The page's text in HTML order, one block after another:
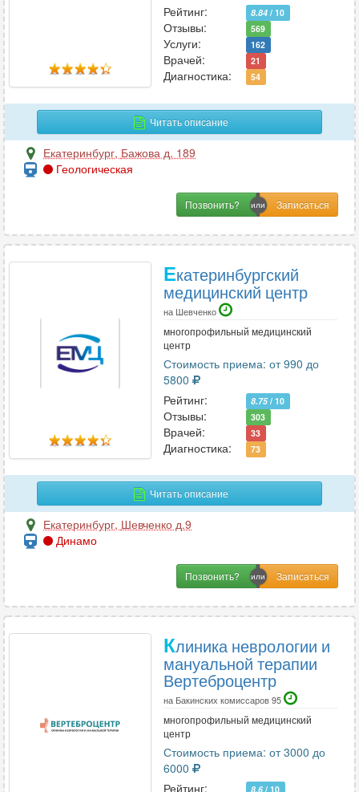
Логопедия
Маммология 29
Мануальная терапия
4
Н
Нейропсихология
Нейрофизиология
Нейрохирургия
Нутрициология
О
Онкология
Онкология-маммология
32
16
Отоларингология 35
Офтальмология
Педиатрия
3
Рейтинг:
8.84 / 10
Отзывы: 569
Услуги: 162
Врачей: 21
Диагностика: 54
Читать описание
Екатеринбург, Бажова д. 189
Геологическая
Позвонить?
Екатеринбургский
медицинский центр
на Шевченко
многопрофильный медицинский
центр
Стоимость приема: от 990 до
5800
Рейтинг:
8.75/ 10
Отзывы: 303
Врачей: 33
Диагностика: 73
Читать описание
Екатеринбург, Шевченко д.9
Динамо
Позвонить?
Клиника неврологии и
мануальной терапии
Вертеброцентр
на Бакинских комиссаров 95
многопрофильный медицинский
центр
Стоимость приема: от 3000 до
6000
Рейтинг:
8.6 / 10